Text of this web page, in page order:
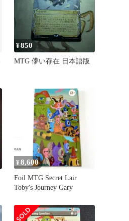
¥850
MTG 儚い存在 日本語版
¥ 8,600
Foil MTG Secret Lair
Toby's Journey Gary